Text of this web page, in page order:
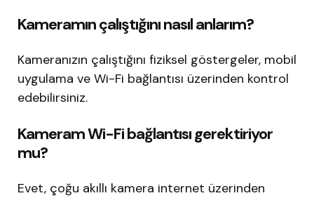
Kameramın çalıştığını nasıl anlarım?
Kameranızın çalıştığını fiziksel göstergeler, mobil
uygulama ve Wi-Fi bağlantısı üzerinden kontrol
edebilirsiniz.
Kameram Wi-Fi bağlantısı gerektiriyor
mu?
Evet, çoğu akıllı kamera internet üzerinden